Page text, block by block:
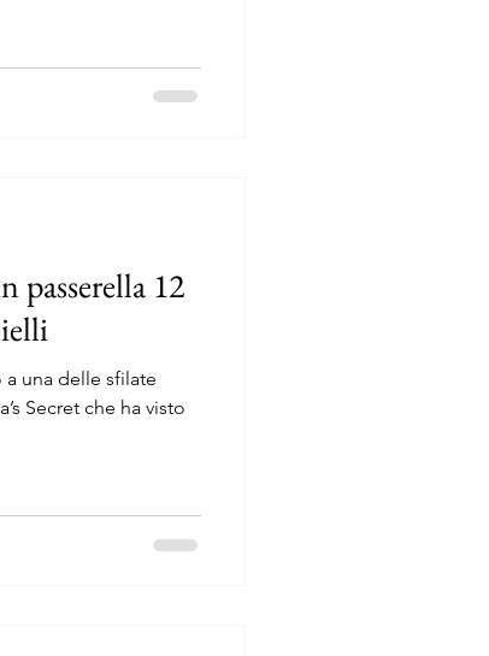
passerella 12
a una delle sfilate
Secret che ha visto